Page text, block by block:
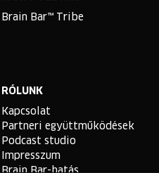
Brain Bar™ Tribe
RÓLUNK
Kapcsolat
Partneri együttműködések
Podcast studio
Impresszum
Brain Bar-hatás